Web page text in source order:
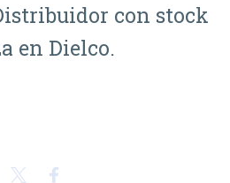
con stock
en Dielco.